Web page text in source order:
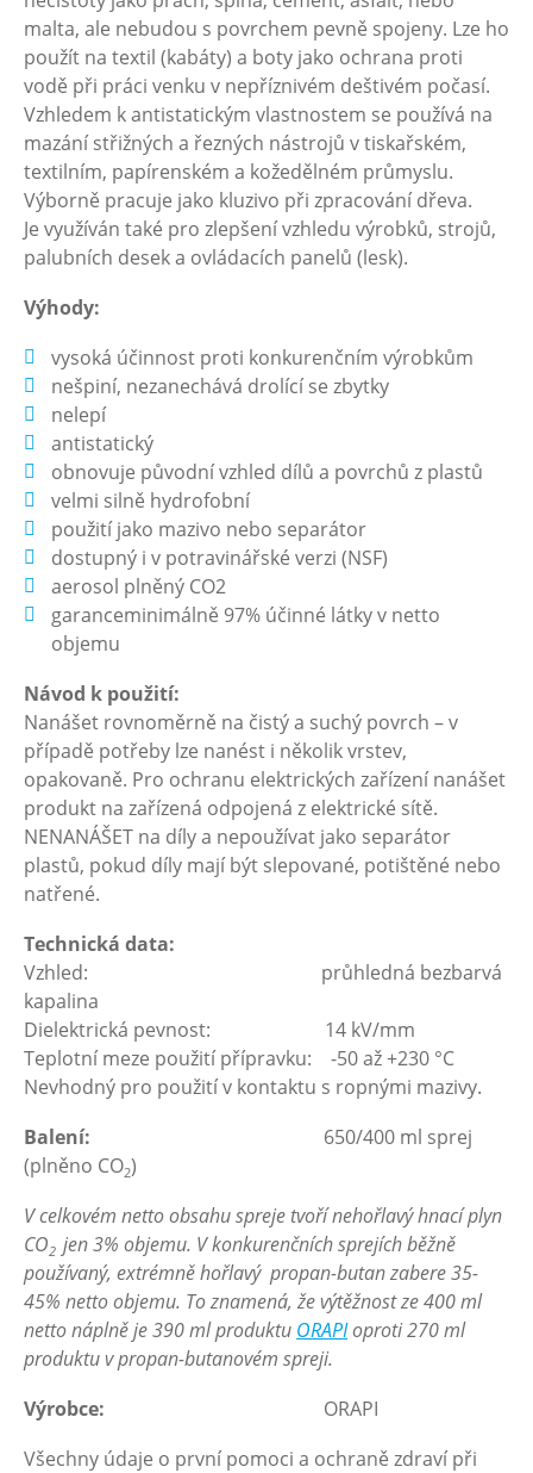
malta, ale nebudou s povrchem pevně spojeny. Lze ho
použít na textil (kabáty) a boty jako ochrana proti
vodě při práci venku v nepříznivém deštivém počasí.
Vzhledem k antistatickým vlastnostem se používá na
mazání střižných a řezných nástrojů v tiskařském,
textilním, papírenském a kožedělném průmyslu.
Výborně pracuje jako kluzivo při zpracování dřeva.
Je využíván také pro zlepšení vzhledu výrobků, strojů,
palubních desek a ovládacích panelů (lesk).
Výhody:
vysoká účinnost proti konkurenčním výrobkům
nešpiní, nezanechává drolící se zbytky
nelepí
antistatický
obnovuje původní vzhled dílů a povrchů z plastů
velmi silně hydrofobní
použití jako mazivo nebo separátor
dostupný i v potravinářské verzi (NSF)
aerosol plněný CO2
garanceminimálně 97% účinné látky v netto
objemu
Návod k použití:
Nanášet rovnoměrně na čistý a suchý povrch – v
případě potřeby lze nanést i několik vrstev,
opakovaně. Pro ochranu elektrických zařízení nanášet
produkt na zařízená odpojená z elektrické sítě.
NENANÁŠET na díly a nepoužívat jako separátor
plastů, pokud díly mají být slepované, potištěné nebo
natřené.
Technická data:
Vzhled: průhledná bezbarvá
kapalina
Dielektrická pevnost: 14 kV/mm
Teplotní meze použití přípravku: -50 až +230 °C
Nevhodný pro použití v kontaktu s ropnými mazivy.
Balení: 650/400 ml sprej
(plněno CO2)
V celkovém netto obsahu spreje tvoří nehořlavý hnací plyn
CO2jen 3% objemu. V konkurenčních sprejích běžně
používaný, extrémně hořlavý propan-butan zabere 35-
45% netto objemu. To znamená, že výtěžnost ze 400 ml
netto náplně je 390 ml produktu ORAPIoproti 270 ml
produktu v propan-butanovém spreji.
Výrobce:
ORAPI
Všechny údaje o první pomoci a ochraně zdraví při